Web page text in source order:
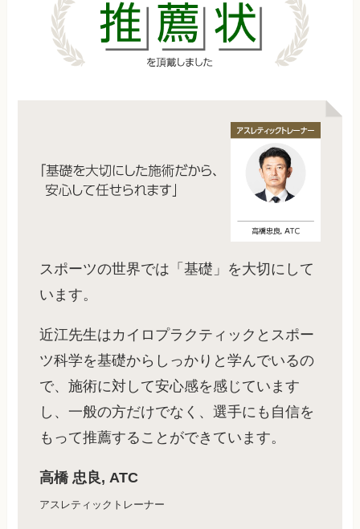
スポーツの世界では「基礎」を大切にして
います。
近江先生はカイロプラクティックとスポー
ツ科学を基礎からしっかりと学んでいるの
で、施術に対して安心感を感じています
し、一般の方だけでなく、選手にも自信を
もって推薦することができています。
高橋 忠良, ATC
アスレティックトレーナー